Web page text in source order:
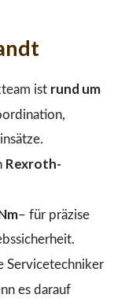
ist rund um
Rexroth-
– für präzise
Servicetechniker
es darauf